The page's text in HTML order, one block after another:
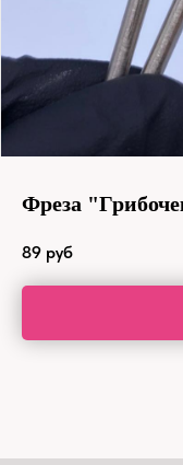
Фреза
89 руб